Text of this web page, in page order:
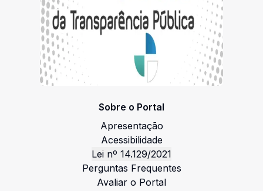
Sobre o Portal
Apresentação
Acessibilidade
Lei nº 14.129/2021
Perguntas Frequentes
Avaliar o Portal